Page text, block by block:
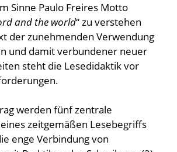
Sinne Paulo Freires Motto
and the world“ zu verstehen
der zunehmenden Verwendung
und damit verbundener neuer
steht die Lesedidaktik vor
werden fünf zentrale
zeitgemäßen Lesebegriffs
enge Verbindung von